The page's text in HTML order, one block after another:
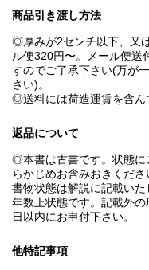
商品引き渡し方法
◎厚みが2センチ以下、又
ル便320円〜。メール便送
すのでご了承下さい(万が
さい)。
◎送料には荷造運賃を含ん
返品について
◎本書は古書です。状態に
らかじめお含みおきくださ
書物状態は解説に記載い
年数上状態です。記載外
日以内にお申付下さい。
他特記事項